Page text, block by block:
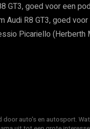
GT3, goed voor een
Audi R8 GT3, goed
Picariello (Herberth
door auto's en autosport.